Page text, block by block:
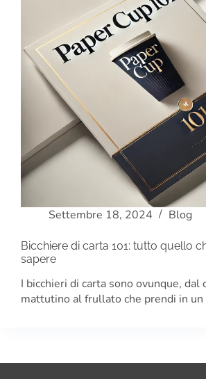
Settembre 18, 2024 Blog
Bicchiere di carta 101: tutto quello
sapere
I bicchieri di carta sono ovunque, dal
mattutino al frullato che prendi in un